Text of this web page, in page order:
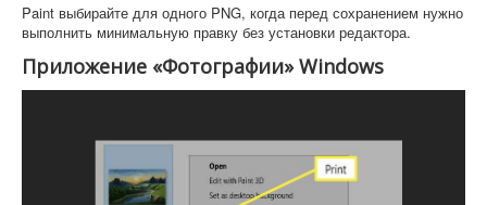
Paint выбирайте для одного PNG, когда перед сохранением нужно
выполнить минимальную правку без установки редактора.
Приложение «Фотографии» Windows